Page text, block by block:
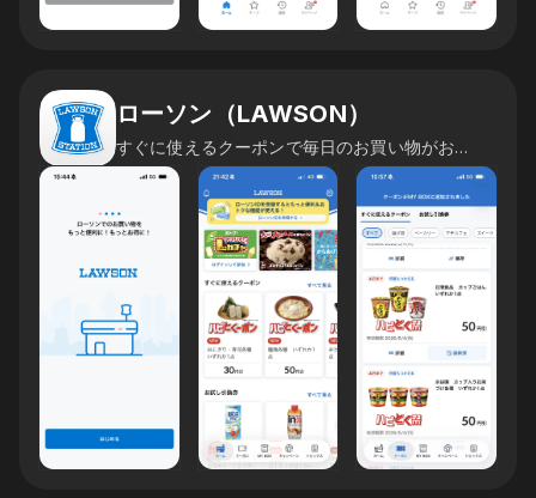
ローソン（LAWSON）
すぐに使えるクーポンで毎日のお買い物がお得に！